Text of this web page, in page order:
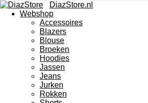
DiazStore.nl
Webshop
Accessoires
Blazers
Blouse
Broeken
Hoodies
Jassen
Jeans
Jurken
Rokken